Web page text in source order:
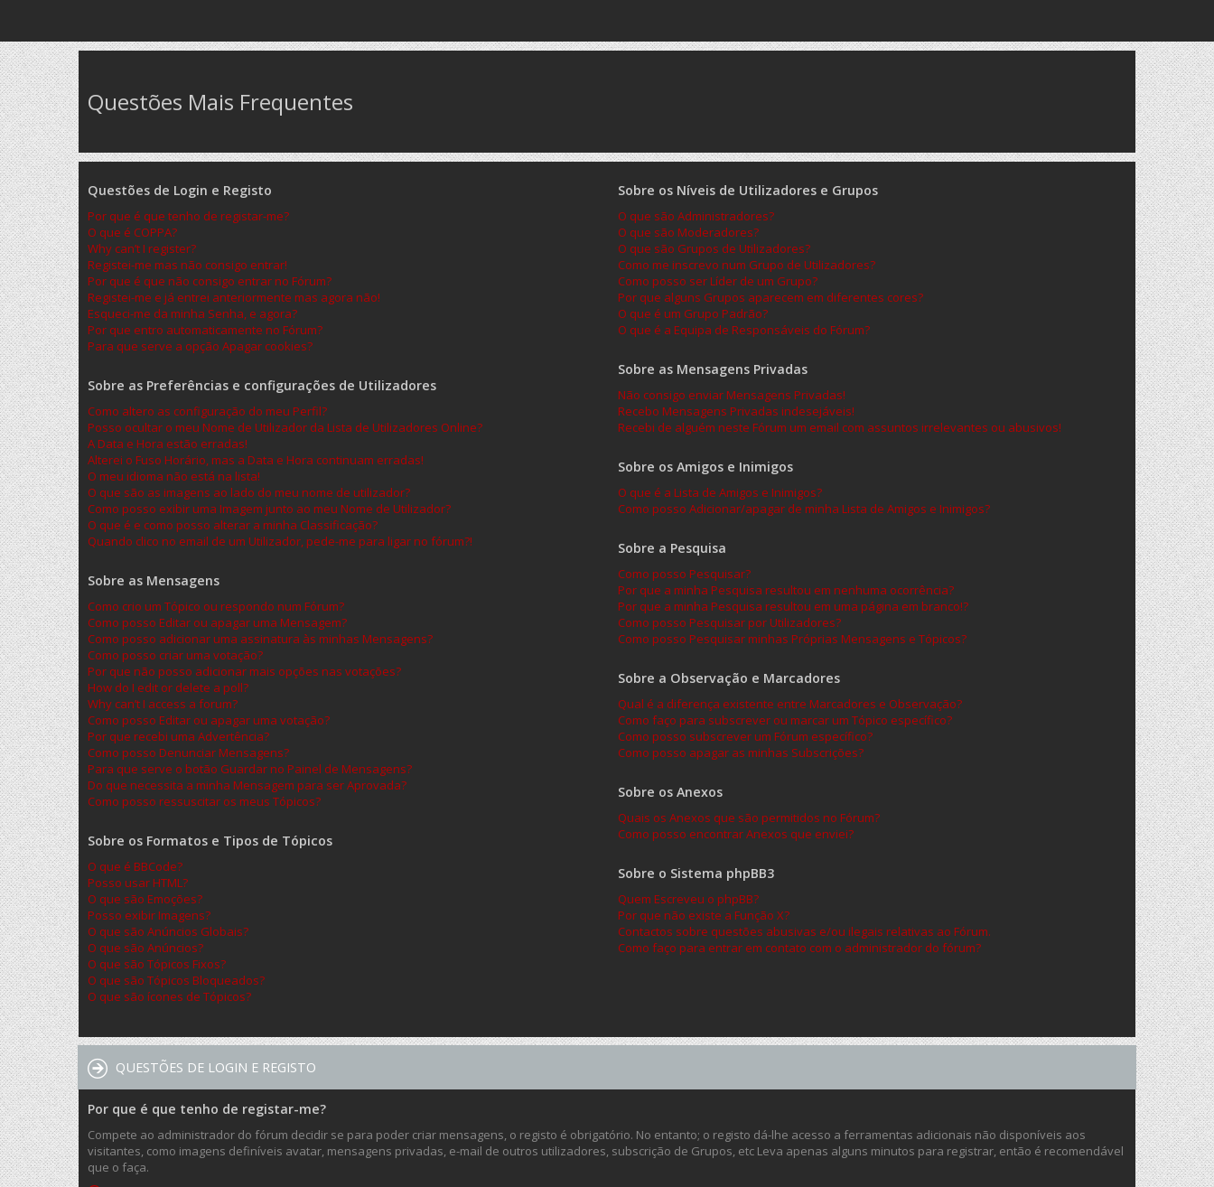
Questões Mais Frequentes
Questões de Login e Registo
Por que é que tenho de registar-me?
O que é COPPA?
Why can’t I register?
Registei-me mas não consigo entrar!
Por que é que não consigo entrar no Fórum?
Registei-me e já entrei anteriormente mas agora não!
Esqueci-me da minha Senha, e agora?
Por que entro automaticamente no Fórum?
Para que serve a opção Apagar cookies?
Sobre as Preferências e configurações de Utilizadores
Como altero as configuração do meu Perfil?
Posso ocultar o meu Nome de Utilizador da Lista de Utilizadores Online?
A Data e Hora estão erradas!
Alterei o Fuso Horário, mas a Data e Hora continuam erradas!
O meu idioma não está na lista!
O que são as imagens ao lado do meu nome de utilizador?
Como posso exibir uma Imagem junto ao meu Nome de Utilizador?
O que é e como posso alterar a minha Classificação?
Quando clico no email de um Utilizador, pede-me para ligar no fórum?!
Sobre as Mensagens
Como crio um Tópico ou respondo num Fórum?
Como posso Editar ou apagar uma Mensagem?
Como posso adicionar uma assinatura às minhas Mensagens?
Como posso criar uma votação?
Por que não posso adicionar mais opções nas votações?
How do I edit or delete a poll?
Why can’t I access a forum?
Como posso Editar ou apagar uma votação?
Por que recebi uma Advertência?
Como posso Denunciar Mensagens?
Para que serve o botão Guardar no Painel de Mensagens?
Do que necessita a minha Mensagem para ser Aprovada?
Como posso ressuscitar os meus Tópicos?
Sobre os Formatos e Tipos de Tópicos
O que é BBCode?
Posso usar HTML?
O que são Emoções?
Posso exibir Imagens?
O que são Anúncios Globais?
O que são Anúncios?
O que são Tópicos Fixos?
O que são Tópicos Bloqueados?
O que são ícones de Tópicos?
Sobre os Níveis de Utilizadores e Grupos
O que são Administradores?
O que são Moderadores?
O que são Grupos de Utilizadores?
Como me inscrevo num Grupo de Utilizadores?
Como posso ser Líder de um Grupo?
Por que alguns Grupos aparecem em diferentes cores?
O que é um Grupo Padrão?
O que é a Equipa de Responsáveis do Fórum?
Sobre as Mensagens Privadas
Não consigo enviar Mensagens Privadas!
Recebo Mensagens Privadas indesejáveis!
Recebi de alguém neste Fórum um email com assuntos irrelevantes ou abusivos!
Sobre os Amigos e Inimigos
O que é a Lista de Amigos e Inimigos?
Como posso Adicionar/apagar de minha Lista de Amigos e Inimigos?
Sobre a Pesquisa
Como posso Pesquisar?
Por que a minha Pesquisa resultou em nenhuma ocorrência?
Por que a minha Pesquisa resultou em uma página em branco!?
Como posso Pesquisar por Utilizadores?
Como posso Pesquisar minhas Próprias Mensagens e Tópicos?
Sobre a Observação e Marcadores
Qual é a diferença existente entre Marcadores e Observação?
Como faço para subscrever ou marcar um Tópico específico?
Como posso subscrever um Fórum específico?
Como posso apagar as minhas Subscrições?
Sobre os Anexos
Quais os Anexos que são permitidos no Fórum?
Como posso encontrar Anexos que enviei?
Sobre o Sistema phpBB3
Quem Escreveu o phpBB?
Por que não existe a Função X?
Contactos sobre questões abusivas e/ou ilegais relativas ao Fórum.
Como faço para entrar em contato com o administrador do fórum?
QUESTÕES DE LOGIN E REGISTO
Por que é que tenho de registar-me?
Compete ao administrador do fórum decidir se para poder criar mensagens, o registo é obrigatório. No entanto; o registo dá-lhe acesso a ferramentas adicionais não disponíveis aos
visitantes, como imagens definíveis avatar, mensagens privadas, e-mail de outros utilizadores, subscrição de Grupos, etc Leva apenas alguns minutos para registrar, então é recomendável
que o faça.